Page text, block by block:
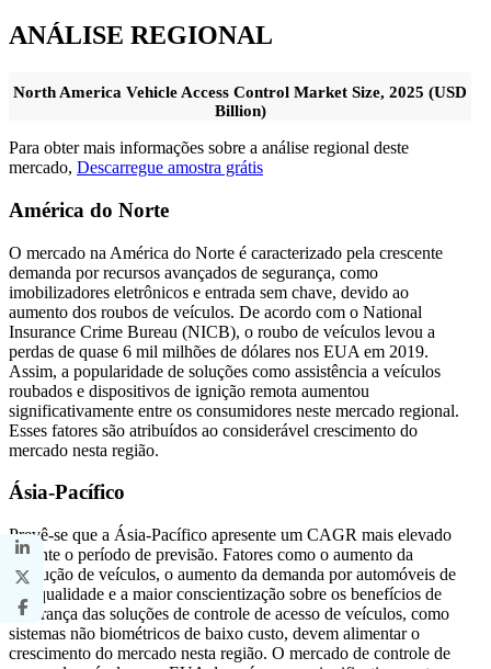
ANÁLISE REGIONAL
North America Vehicle Access Control Market Size, 2025 (USD
Billion)
Para obter mais informações sobre a análise regional deste
mercado, Descarregue amostra grátis
América do Norte
O mercado na América do Norte é caracterizado pela crescente
demanda por recursos avançados de segurança, como
imobilizadores eletrônicos e entrada sem chave, devido ao
aumento dos roubos de veículos. De acordo com o National
Insurance Crime Bureau (NICB), o roubo de veículos levou a
perdas de quase 6 mil milhões de dólares nos EUA em 2019.
Assim, a popularidade de soluções como assistência a veículos
roubados e dispositivos de ignição remota aumentou
significativamente entre os consumidores neste mercado regional.
Esses fatores são atribuídos ao considerável crescimento do
mercado nesta região.
Ásia-Pacífico
Prevê-se que a Ásia-Pacífico apresente um CAGR mais elevado
durante o período de previsão. Fatores como o aumento da
produção de veículos, o aumento da demanda por automóveis de
alta qualidade e a maior conscientização sobre os benefícios de
segurança das soluções de controle de acesso de veículos, como
sistemas não biométricos de baixo custo, devem alimentar o
crescimento do mercado nesta região. O mercado de controle de